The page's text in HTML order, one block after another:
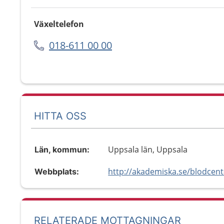
Växeltelefon
018-611 00 00
HITTA OSS
Län, kommun: Uppsala län, Uppsala
Webbplats: http://akademiska.se/
RELATERADE MOTTAGNINGAR